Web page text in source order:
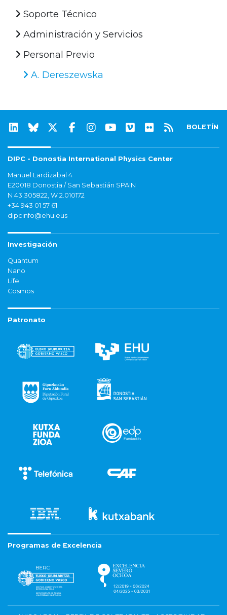
Soporte Técnico
Administración y Servicios
Personal Previo
A. Dereszewska
BOLETÍN
DIPC - Donostia International Physics Center
Manuel Lardizabal 4
E20018 Donostia / San Sebastián SPAIN
N 43.305822, W 2.010172
+34 943 01 57 61
dipcinfo@ehu.eus
Investigación
Quantum
Nano
Life
Cosmos
Patronato
Programas de Excelencia